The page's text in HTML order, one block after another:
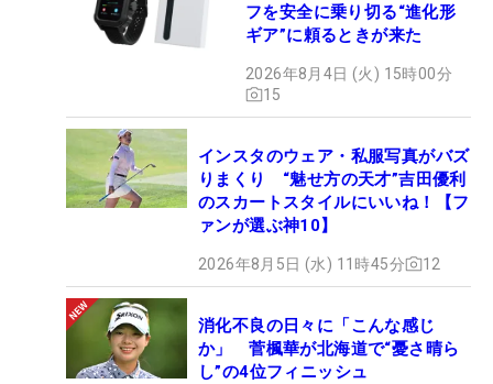
フを安全に乗り切る“進化形
ギア”に頼るときが来た
2026年8月4日 (火) 15時00分
15
インスタのウェア・私服写真がバズ
りまくり “魅せ方の天才”吉田優利
のスカートスタイルにいいね！【フ
ァンが選ぶ神10】
2026年8月5日 (水) 11時45分 12
消化不良の日々に「こんな感じ
か」 菅楓華が北海道で“憂さ晴ら
し”の4位フィニッシュ